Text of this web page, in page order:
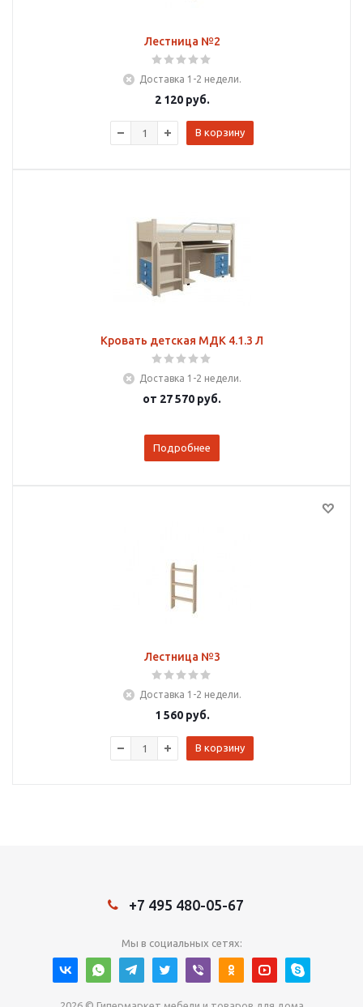
Лестница №2
Доставка 1-2 недели.
2 120руб.
В корзину
Кровать детская МДК 4.1.3 Л
Доставка 1-2 недели.
от 27 570 руб.
Подробнее
Лестница №3
Доставка 1-2 недели.
1 560руб.
В корзину
+7 495 480-05-67
Мы в социальных сетях: